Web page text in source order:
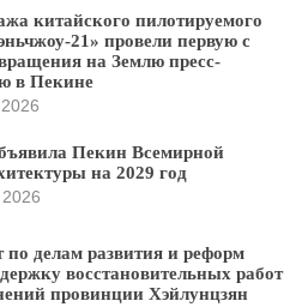
китайского пилотируемого
21» провели первую с
на Землю пресс-
в Пекине
Пекин Всемирной
на 2029 год
по делам развития и реформ
восстановительных работ
провинции Хэйлунцзян